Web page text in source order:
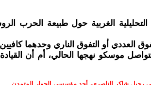
الغربية حول طبيعة الحرب
العددي أو التفوق الناري وحدهما
موسكو نهجها الحالي، أم أن القيادة